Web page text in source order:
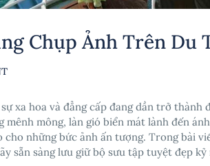
Chụp Ảnh Trên Du
xa hoa và đẳng cấp đang dần trở
mênh mông, làn gió biển mát lành đến
cho những bức ảnh ấn tượng. Trong bài
sẵn sàng lưu giữ bộ sưu tập tuyệt đẹp